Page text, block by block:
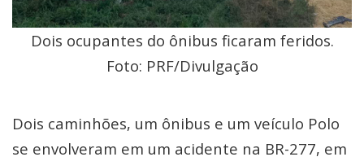
Dois ocupantes do ônibus ficaram feridos.
Foto: PRF/Divulgação
Dois caminhões, um ônibus e um veículo Polo
se envolveram em um acidente na BR-277, em